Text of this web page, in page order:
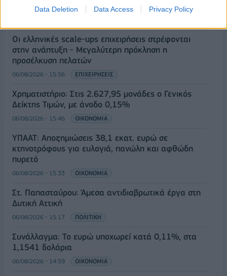
Data Deletion Data Access Privacy Policy
πετρελαίου και φυσικού αερίου στην Ευρώπη
Οι ελληνικές scale-ups επιχειρήσεις στρέφονται
στην ανάπτυξη - Μεγαλύτερη πρόκληση η
προσέλκυση πελατών
06/08/2026 - 15:56 ΕΠΙΧΕΙΡΗΣΕΙΣ
Χρηματιστήριο: Στις 2.627,95 μονάδες ο Γενικός
Δείκτης Τιμών, με άνοδο 0,15%
06/08/2026 - 15:46 ΟΙΚΟΝΟΜΙΑ
ΥΠΑΑΤ: Αποζημιώσεις 38,1 εκατ. ευρώ σε
κτηνοτρόφους για ευλογιά, πανώλη και αφθώδη
πυρετό
06/08/2026 - 15:33 ΟΙΚΟΝΟΜΙΑ
Στ. Παπασταύρου: Άμεσα αντιδιαβρωτικά έργα στη
Δυτική Αττική
06/08/2026 - 15:17 ΠΟΛΙΤΙΚΗ
Συνάλλαγμα: Το ευρώ υποχωρεί κατά 0,11%, στα
1,1541 δολάρια
06/08/2026 - 14:59 ΟΙΚΟΝΟΜΙΑ